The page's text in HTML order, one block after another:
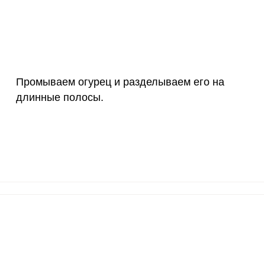
Промываем огурец и разделываем его на
длинные полосы.